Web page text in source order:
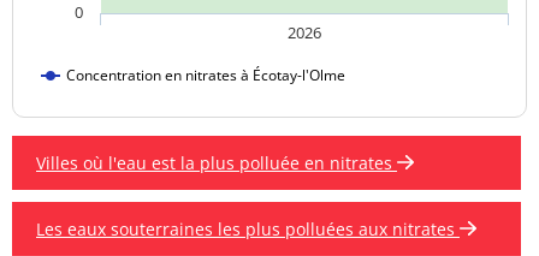
Concentration en nitrates à Écotay-l'Olme
2026
0
Villes où l'eau est la plus polluée en nitrates
Les eaux souterraines les plus polluées aux nitrates